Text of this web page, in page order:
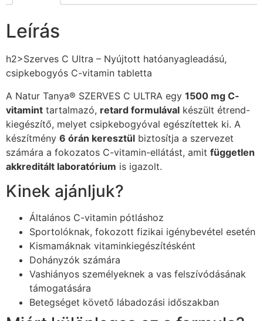
Leírás
h2>Szerves C Ultra – Nyújtott hatóanyagleadású,
csipkebogyós C-vitamin tabletta
A Natur Tanya® SZERVES C ULTRA egy 1500 mg C-
vitamint tartalmazó, retard formulával készült étrend-
kiegészítő, melyet csipkebogyóval egészítettek ki. A
készítmény 6 órán keresztül biztosítja a szervezet
számára a fokozatos C-vitamin-ellátást, amit független
akkreditált laboratórium is igazolt.
Kinek ajánljuk?
Általános C-vitamin pótláshoz
Sportolóknak, fokozott fizikai igénybevétel esetén
Kismamáknak vitaminkiegészítésként
Dohányzók számára
Vashiányos személyeknek a vas felszívódásának
támogatására
Betegséget követő lábadozási időszakban